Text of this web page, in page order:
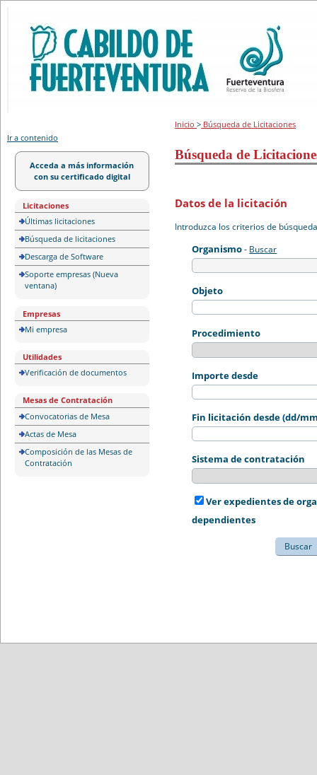
Ir a contenido
Acceda a más información
con su certificado digital
Licitaciones
Últimas licitaciones
Búsqueda de licitaciones
Descarga de Software
Soporte empresas (Nueva
ventana)
Empresas
Mi empresa
Utilidades
Verificación de documentos
Mesas de Contratación
Convocatorias de Mesa
Actas de Mesa
Composición de las Mesas de
Contratación
Inicio> Búsqueda de Licitaciones
Búsqueda de
Introduzca los criterios de
Datos de la licitación
Organismo- Buscar
Objeto
Procedimiento
Importe desde
Fin licitación desde (dd/
Sistema de contratación
Ver expedientes de
dependientes